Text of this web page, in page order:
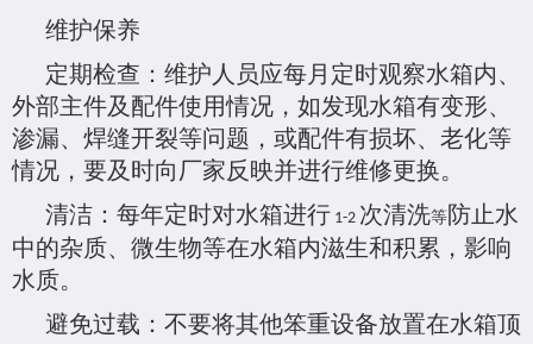
维护保养
定期检查：维护人员应每月定时观察水箱内、
外部主件及配件使用情况，如发现水箱有变形、
渗漏、焊缝开裂等问题，或配件有损坏、老化等
情况，要及时向厂家反映并进行维修更换。
清洁：每年定时对水箱进行 1-2 次清洗等防止水
中的杂质、微生物等在水箱内滋生和积累，影响
水质。
避免过载：不要将其他笨重设备放置在水箱顶